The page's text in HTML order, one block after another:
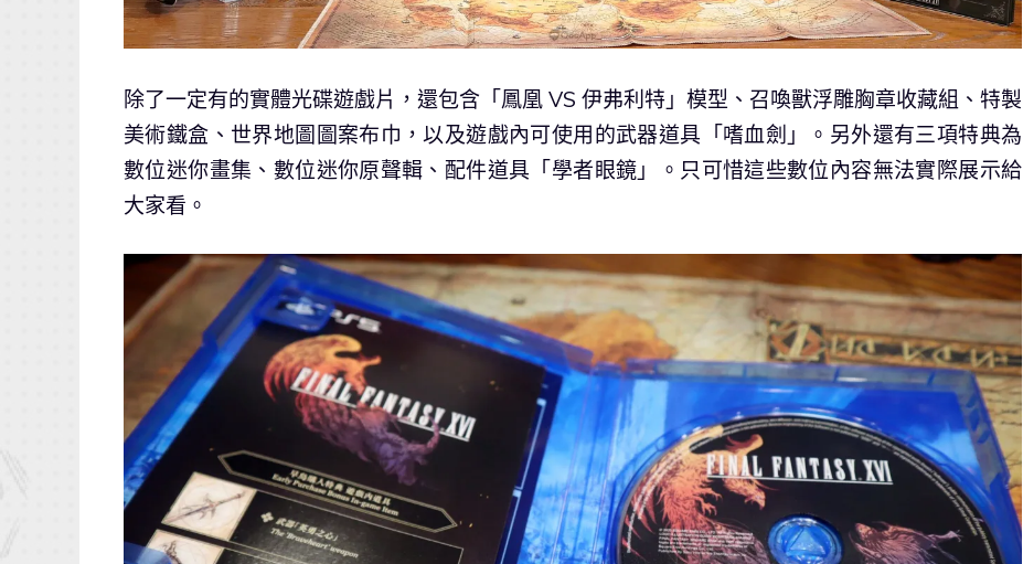
除了一定有的實體光碟遊戲片，還包含「鳳凰 VS 伊弗利特」模型、召喚獸浮雕胸章收藏組、特製
美術鐵盒、世界地圖圖案布巾，以及遊戲內可使用的武器道具「嗜血劍」。另外還有三項特典為
數位迷你畫集、數位迷你原聲輯、配件道具「學者眼鏡」。只可惜這些數位內容無法實際展示給
大家看。